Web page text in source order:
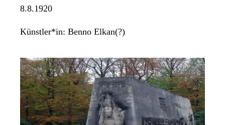
8.8.1920
Künstler*in: Benno Elkan(?)